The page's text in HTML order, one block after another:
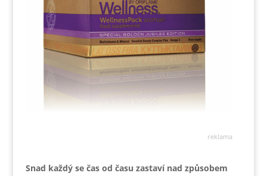
reklama
Snad každý se čas od času zastaví nad způsobem